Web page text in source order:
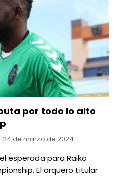
por todo lo alto
24 de marzo de 2024
esperada para Raiko
El arquero titular